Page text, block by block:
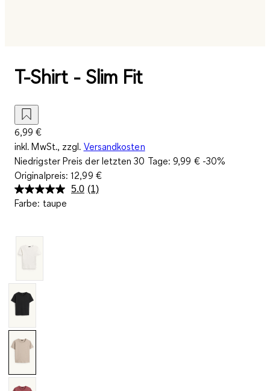
T-Shirt - Slim Fit
6,99 €
inkl. MwSt., zzgl. Versandkosten
Niedrigster Preis der letzten 30 Tage:9,99 €-30%
Originalpreis:12,99 €
5.0 Bewertung
(1)
Farbe: taupe